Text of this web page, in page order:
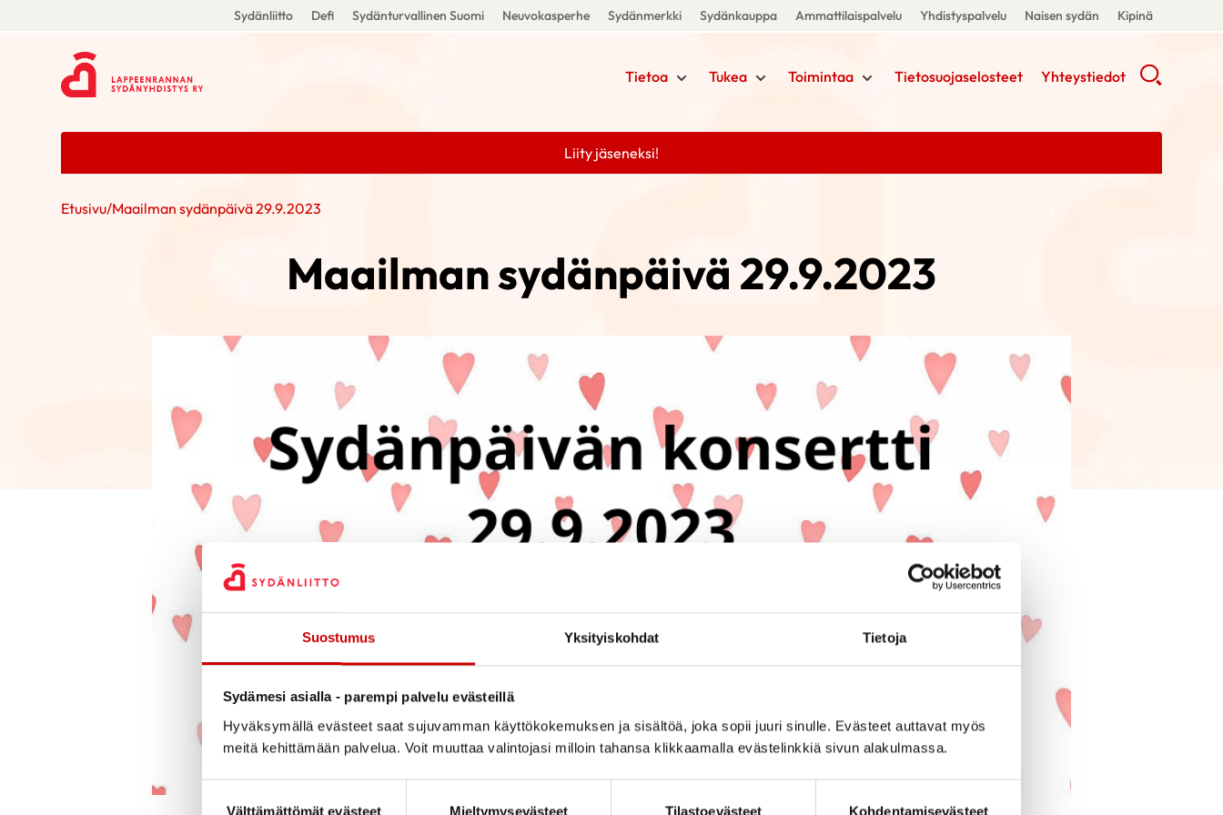
Suostumus Yksityiskohdat Tietoja
Sydämesi asialla - parempi palvelu evästeillä
Hyväksymällä evästeet saat sujuvamman käyttökokemuksen ja sisältöä, joka sopii juuri sinulle. Evästeet auttavat myös
meitä kehittämään palvelua. Voit muuttaa valintojasi milloin tahansa klikkaamalla evästelinkkiä sivun alakulmassa.
Välttämättömät evästeet
Mieltymysevästeet Tilastoevästeet Kohdentamisevästeet
Sydänliitto Defi Sydänturvallinen Suomi Neuvokasperhe Sydänmerkki Sydänkauppa Ammattilaispalvelu Yhdistyspalvelu Naisen sydän Kipinä
Tietoa Tukea Toimintaa Tietosuojaselosteet Yhteystiedot
Liity jäseneksi!
Etusivu/Maailman sydänpäivä 29.9.2023
Maailman sydänpäivä 29.9.2023